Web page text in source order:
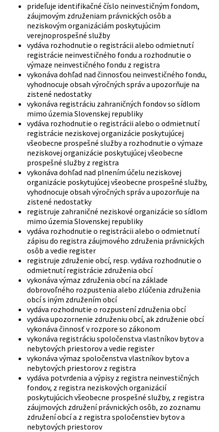
prideľuje identifikačné číslo neinvestičným fondom,
záujmovým združeniam právnických osôb a
neziskovým organizáciám poskytujúcim
verejnoprospešné služby
vydáva rozhodnutie o registrácii alebo odmietnutí
registrácie neinvestičného fondu a rozhodnutie o
výmaze neinvestičného fondu z registra
vykonáva dohľad nad činnosťou neinvestičného fondu,
vyhodnocuje obsah výročných správ a upozorňuje na
zistené nedostatky
vykonáva registráciu zahraničných fondov so sídlom
mimo územia Slovenskej republiky
vydáva rozhodnutie o registrácii alebo o odmietnutí
registrácie neziskovej organizácie poskytujúcej
všeobecne prospešné služby a rozhodnutie o výmaze
neziskovej organizácie poskytujúcej všeobecne
prospešné služby z registra
vykonáva dohľad nad plnením účelu neziskovej
organizácie poskytujúcej všeobecne prospešné služby,
vyhodnocuje obsah výročných správ a upozorňuje na
zistené nedostatky
registruje zahraničné neziskové organizácie so sídlom
mimo územia Slovenskej republiky
vydáva rozhodnutie o registrácii alebo o odmietnutí
zápisu do registra záujmového združenia právnických
osôb a vedie register
registruje združenie obcí, resp. vydáva rozhodnutie o
odmietnutí registrácie združenia obcí
vykonáva výmaz združenia obcí na základe
dobrovoľného rozpustenia alebo zlúčenia združenia
obcí s iným združením obcí
vydáva rozhodnutie o rozpustení združenia obcí
vydáva upozornenie združeniu obcí, ak združenie obcí
vykonáva činnosť v rozpore so zákonom
vykonáva registráciu spoločenstva vlastníkov bytov a
nebytových priestorov a vedie register
vykonáva výmaz spoločenstva vlastníkov bytov a
nebytových priestorov z registra
vydáva potvrdenia a výpisy z registra neinvestičných
fondov, z registra neziskových organizácií
poskytujúcich všeobecne prospešné služby, z registra
záujmových združení právnických osôb, zo zoznamu
združení obcí a z registra spoločenstiev bytov a
nebytových priestorov